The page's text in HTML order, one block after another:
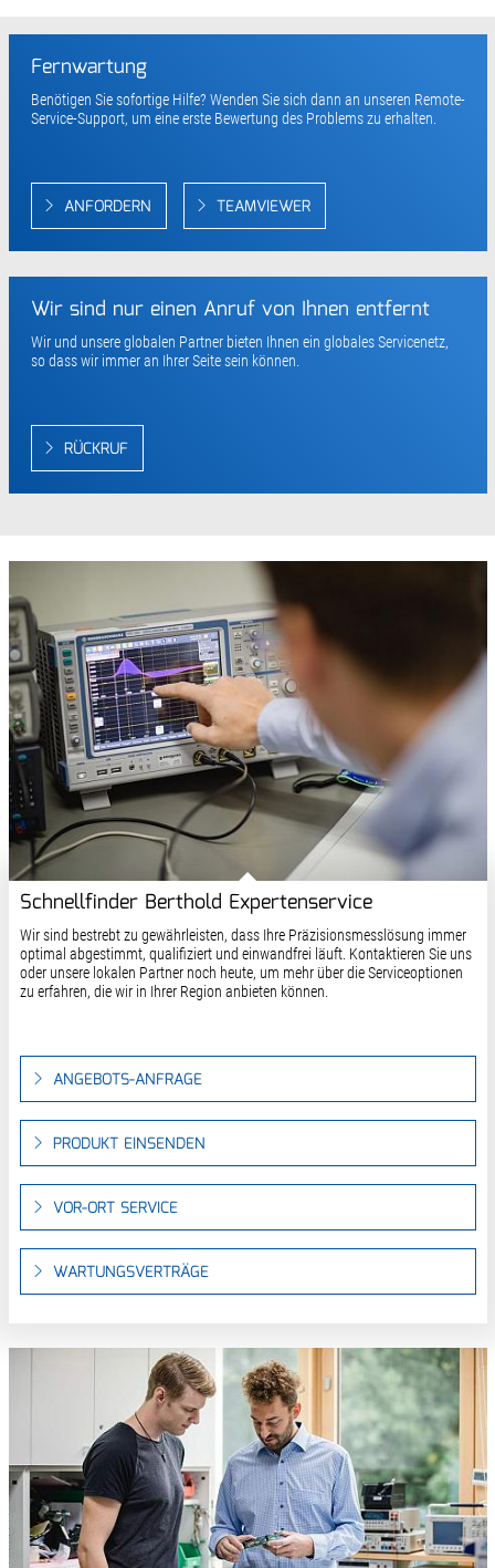
Fernwartung
Benötigen Sie sofortige Hilfe? Wenden Sie sich dann an unseren Remote-
Service-Support, um eine erste Bewertung des Problems zu erhalten.
ANFORDERN TEAMVIEWER
Wir sind nur einen Anruf von Ihnen entfernt
Wir und unsere globalen Partner bieten Ihnen ein globales Servicenetz,
so dass wir immer an Ihrer Seite sein können.
RÜCKRUF
Schnellfinder Berthold Expertenservice
Wir sind bestrebt zu gewährleisten, dass Ihre Präzisionsmesslösung immer
optimal abgestimmt, qualifiziert und einwandfrei läuft. Kontaktieren Sie uns
oder unsere lokalen Partner noch heute, um mehr über die Serviceoptionen
zu erfahren, die wir in Ihrer Region anbieten können.
ANGEBOTS-ANFRAGE
PRODUKT EINSENDEN
VOR-ORT SERVICE
WARTUNGSVERTRÄGE